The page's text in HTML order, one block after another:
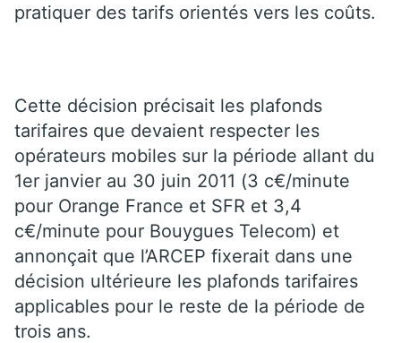
pratiquer des tarifs orientés vers les coûts.
Cette décision précisait les plafonds
tarifaires que devaient respecter les
opérateurs mobiles sur la période allant du
1er janvier au 30 juin 2011 (3 c€/minute
pour Orange France et SFR et 3,4
c€/minute pour Bouygues Telecom) et
annonçait que l’ARCEP fixerait dans une
décision ultérieure les plafonds tarifaires
applicables pour le reste de la période de
trois ans.